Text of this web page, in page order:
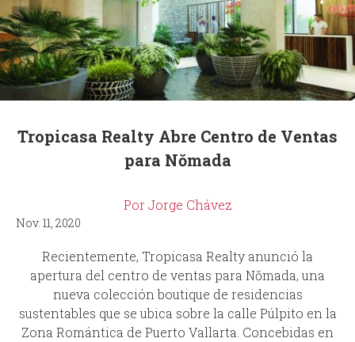
Tropicasa Realty Abre Centro de Ventas
para Nŏmada
Por Jorge Chávez
Nov. 11, 2020
Recientemente, Tropicasa Realty anunció la
apertura del centro de ventas para Nŏmada, una
nueva colección boutique de residencias
sustentables que se ubica sobre la calle Púlpito en la
Zona Romántica de Puerto Vallarta. Concebidas en